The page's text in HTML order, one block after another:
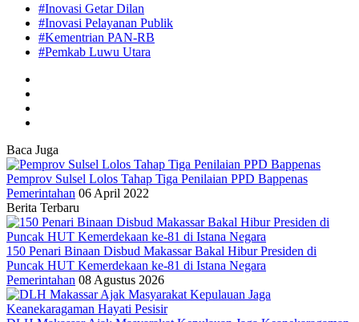
#Inovasi Getar Dilan
#Inovasi Pelayanan Publik
#Kementrian PAN-RB
#Pemkab Luwu Utara
Baca Juga
Pemprov Sulsel Lolos Tahap Tiga Penilaian PPD Bappenas
Pemerintahan 06 April 2022
Berita Terbaru
150 Penari Binaan Disbud Makassar Bakal Hibur Presiden di
Puncak HUT Kemerdekaan ke-81 di Istana Negara
Pemerintahan 08 Agustus 2026